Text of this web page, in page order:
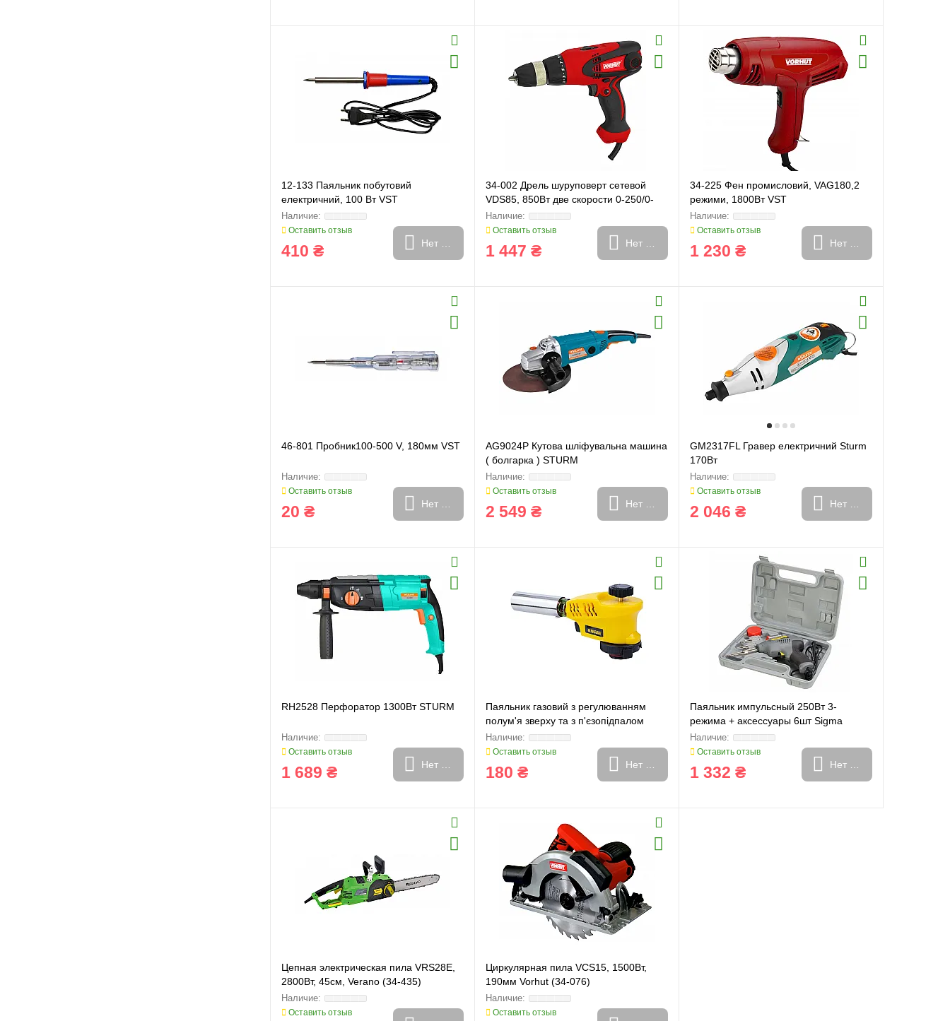
12-133 Паяльник побутовий
електричний, 100 Вт VST
Оставить отзыв
410 ₴ Нет в наличии
34-002 Дрель шуруповерт сетевой
VDS85, 850Вт две скорости 0-250/0-
1100 об/мин, LED подсветка Vorhut
Оставить отзыв
1 447 ₴ Нет в наличии
34-225 Фен промисловий, VAG180,2
режими, 1800Вт VST
Оставить отзыв
1 230 ₴ Нет в наличии
46-801 Пробник100-500 V, 180мм VST
Оставить отзыв
20 ₴ Нет в наличии
AG9024P Кутова шліфувальна машина
( болгарка ) STURM
Оставить отзыв
2 549 ₴ Нет в наличии
GM2317FL Гравер електричний Sturm
170Вт
Оставить отзыв
2 046 ₴ Нет в наличии
RH2528 Перфоратор 1300Вт STURM
Оставить отзыв
1 689 ₴ Нет в наличии
Паяльник газовий з регулюванням
полум'я зверху та з п'єзопідпалом
20mm 153mm
Оставить отзыв
180 ₴ Нет в наличии
Паяльник импульсный 250Вт 3-
режима + аксессуары 6шт Sigma
(2742071)
Оставить отзыв
1 332 ₴ Нет в наличии
Цепная электрическая пила VRS28E,
2800Вт, 45см, Verano (34-435)
Оставить отзыв
Циркулярная пила VCS15, 1500Вт,
190мм Vorhut (34-076)
Оставить отзыв